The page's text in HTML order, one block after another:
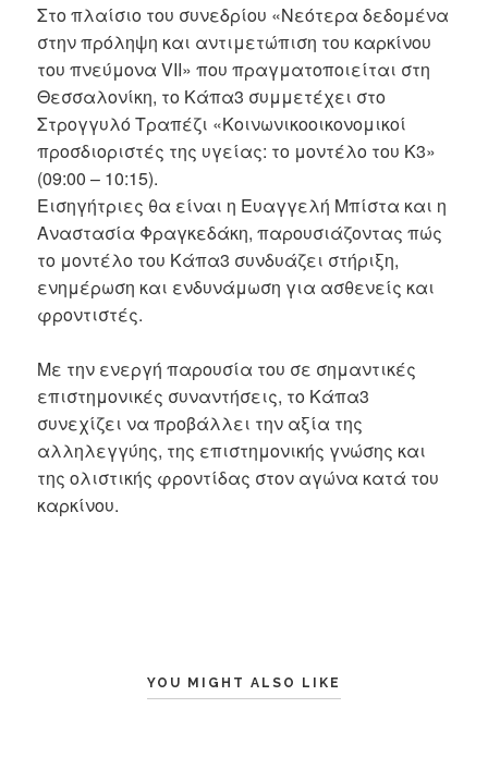
Στο πλαίσιο του συνεδρίου «Νεότερα δεδομένα
στην πρόληψη και αντιμετώπιση του καρκίνου
του πνεύμονα VII» που πραγματοποιείται στη
Θεσσαλονίκη, το Κάπα3 συμμετέχει στο
Στρογγυλό Τραπέζι «Κοινωνικοοικονομικοί
προσδιοριστές της υγείας: το μοντέλο του Κ3»
(09:00 – 10:15).
Εισηγήτριες θα είναι η Ευαγγελή Μπίστα και η
Αναστασία Φραγκεδάκη, παρουσιάζοντας πώς
το μοντέλο του Κάπα3 συνδυάζει στήριξη,
ενημέρωση και ενδυνάμωση για ασθενείς και
φροντιστές.
Με την ενεργή παρουσία του σε σημαντικές
επιστημονικές συναντήσεις, το Κάπα3
συνεχίζει να προβάλλει την αξία της
αλληλεγγύης, της επιστημονικής γνώσης και
της ολιστικής φροντίδας στον αγώνα κατά του
καρκίνου.
YOU MIGHT ALSO LIKE